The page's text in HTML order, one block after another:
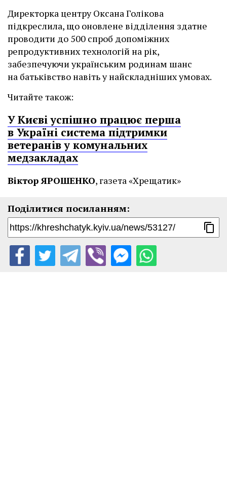
Директорка центру Оксана Голікова
підкреслила, що оновлене відділення здатне
проводити до 500 спроб допоміжних
репродуктивних технологій на рік,
забезпечуючи українським родинам шанс
на батьківство навіть у найскладніших умовах.
Читайте також:
У Києві успішно працює перша
в Україні система підтримки
ветеранів у комунальних
медзакладах
Віктор ЯРОШЕНКО, газета «Хрещатик»